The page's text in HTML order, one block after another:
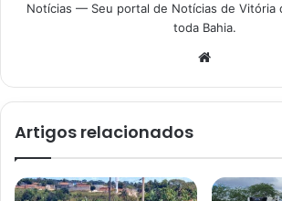
Notícias — Seu portal de Notícias de Vitória
toda Bahia.
Artigos relacionados